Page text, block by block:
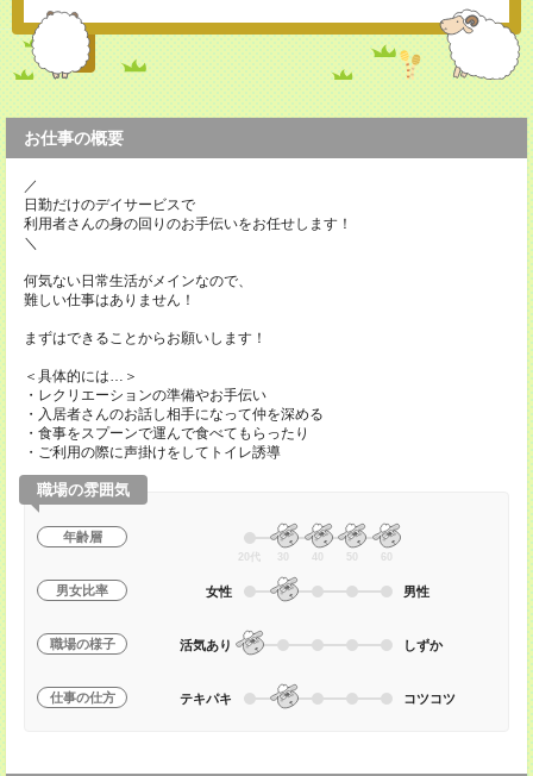
お仕事の概要
／
日勤だけのデイサービスで
利用者さんの身の回りのお手伝いをお任せします！
＼
何気ない日常生活がメインなので、
難しい仕事はありません！
まずはできることからお願いします！
＜具体的には…＞
・レクリエーションの準備やお手伝い
・入居者さんのお話し相手になって仲を深める
・食事をスプーンで運んで食べてもらったり
・ご利用の際に声掛けをしてトイレ誘導
職場の雰囲気
年齢層
20代 30 40 50 60
男女比率 女性 男性
職場の様子 活気あり しずか
仕事の仕方 テキパキ コツコツ